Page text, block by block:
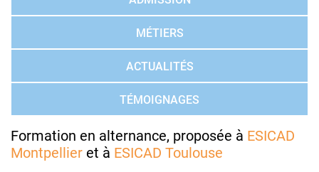
MÉTIERS
ACTUALITÉS
TÉMOIGNAGES
Formation en alternance, proposée à ESICAD
Montpellier et à ESICAD Toulouse